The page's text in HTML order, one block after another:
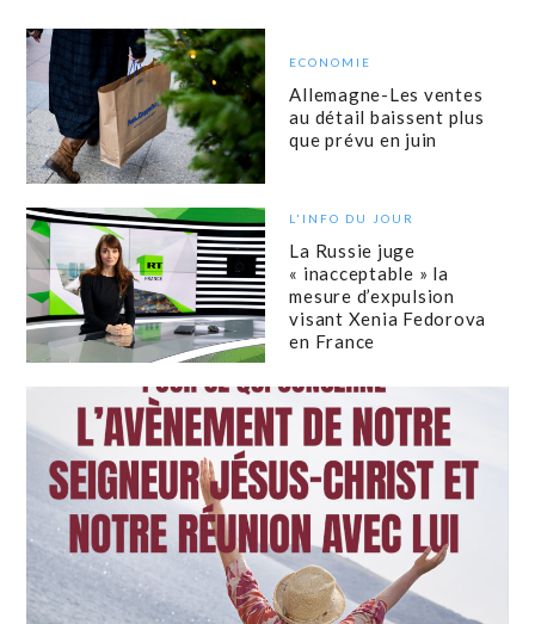
ECONOMIE
Allemagne-Les ventes
au détail baissent plus
que prévu en juin
L'INFO DU JOUR
La Russie juge
« inacceptable » la
mesure d’expulsion
visant Xenia Fedorova
en France